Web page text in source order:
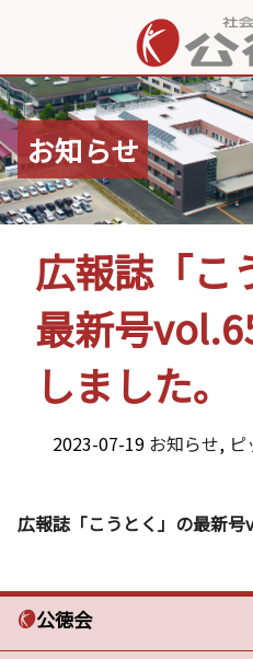
お知らせ
広報誌「こ
最新号
しました。
2023-07-19 お知らせ,
広報誌「こうとく」の最新号
公徳会